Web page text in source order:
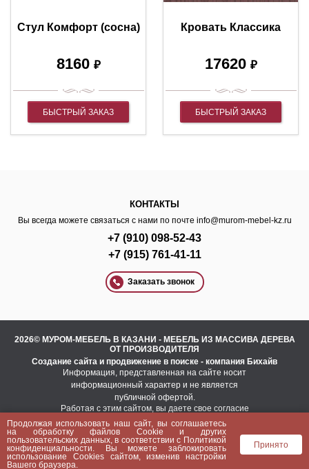
Стул Комфорт (сосна)
8160 ₽
БЫСТРЫЙ ЗАКАЗ
Кровать Классика
17620 ₽
БЫСТРЫЙ ЗАКАЗ
КОНТАКТЫ
Вы всегда можете связаться с нами по почте info@murom-mebel-kz.ru
+7 (910) 098-52-43
+7 (915) 761-41-11
Заказать звонок
2026© МУРОМ-МЕБЕЛЬ В КАЗАНИ - МЕБЕЛЬ ИЗ МАССИВА ДЕРЕВА
ОТ ПРОИЗВОДИТЕЛЯ
Создание сайта и продвижение в поиске - компания Бихайв
Информация, представленная на сайте носит
информационный характер и не является
публичной офертой.
Работая с этим сайтом, вы даете свое согласие
на использование файлов cookie.
Это необходимо для нормального
функционирования сайта и анализа трафика.
Политика конфиденциальности
Пользовательское соглашение
Продолжая использовать наш сайт, вы соглашаетесь
на обработку файлов Сookie и других
пользовательских данных, в соответствии с Политикой
конфиденциальности . Вы можете заблокировать
использование Cookies сайтом, изменив настройки
Вашего браузера.
Принято